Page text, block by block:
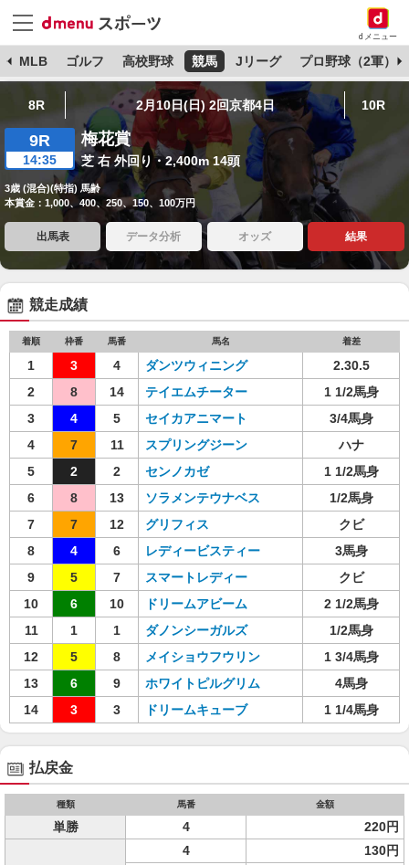
dメニュー
MLB ゴルフ 高校野球 競馬 Jリーグ プロ野球（2軍）
8R 2月10日(日) 2回京都4日 10R
9R
14:35
梅花賞
芝 右 外回り・2,400m 14頭
3歳 (混合)(特指) 馬齢
本賞金：1,000、400、250、150、100万円
出馬表 データ分析 オッズ 結果
競走成績
着順 枠番 馬番 馬名 着差
1 3 4 ダンツウィニング
2.30.5
2
8 14 テイエムチーター
1 1/2馬身
3
4 5 セイカアニマート
3/4馬身
4
7 11 スプリングジーン
ハナ
5
2 2 センノカゼ
1 1/2馬身
6
8 13 ソラメンテウナベス
1/2馬身
7
7 12 グリフィス
クビ
8
4 6 レディービスティー
3馬身
9
5 7 スマートレディー
クビ
10
6 10 ドリームアビーム
2 1/2馬身
11
1 1 ダノンシーガルズ
1/2馬身
12
5 8 メイショウフウリン
1 3/4馬身
13
6 9 ホワイトピルグリム
4馬身
14
3 3 ドリームキューブ 1 1/4馬身
払戻金
種類 馬番 金額
単勝 4 220円
4
130円